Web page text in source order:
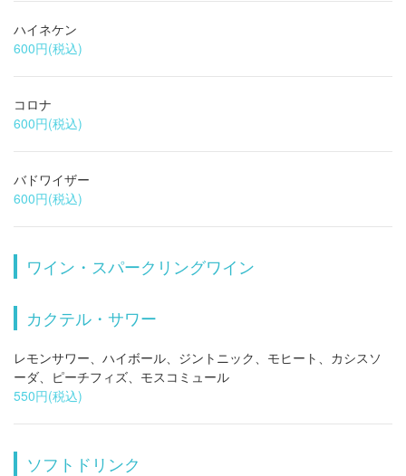
ハイネケン
600円(税込)
コロナ
600円(税込)
バドワイザー
600円(税込)
ワイン・スパークリングワイン
カクテル・サワー
レモンサワー、ハイボール、ジントニック、モヒート、カシスソ
ーダ、ピーチフィズ、モスコミュール
550円(税込)
ソフトドリンクこの店舗情報をシェアする